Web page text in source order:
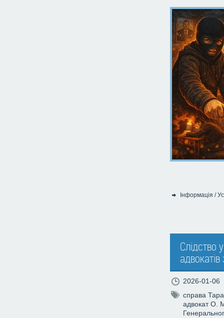
Інформація /
Слідство
2026-01-06
справа
адвокат О.